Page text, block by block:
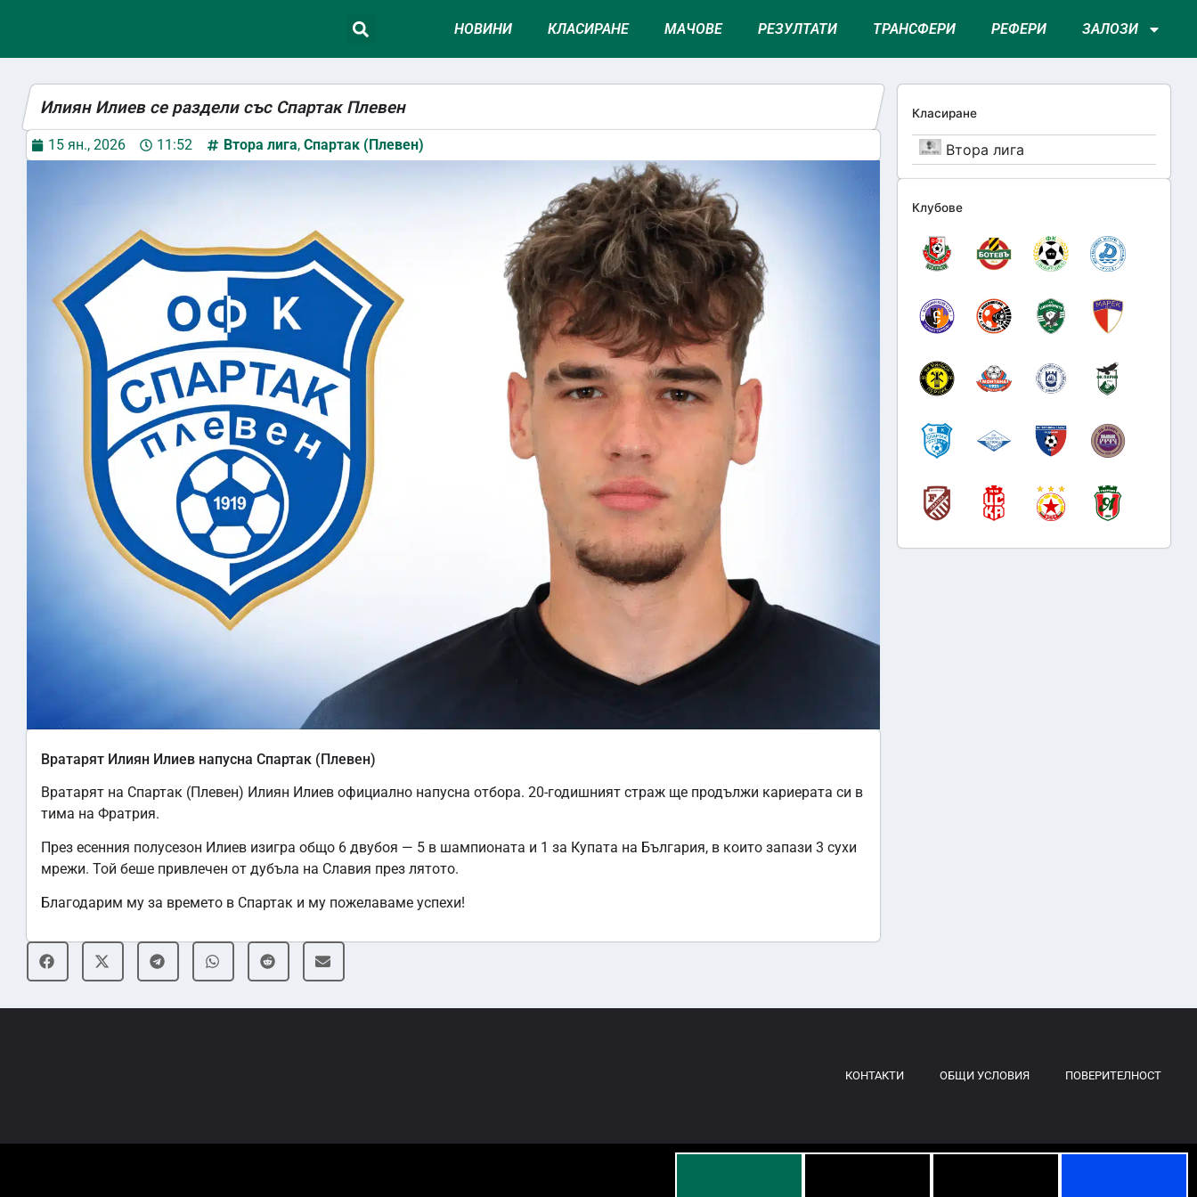
НОВИНИ КЛАСИРАНЕ МАЧОВЕ РЕЗУЛТАТИ ТРАНСФЕРИ РЕФЕРИ ЗАЛОЗИ
Класиране
Втора лига
Клубове
Илиян Илиев се раздели със Спартак Плевен
15 ян., 2026 11:52 Втора лига, Спартак (Плевен)
Вратарят Илиян Илиев напусна Спартак (Плевен)
Вратарят на Спартак (Плевен) Илиян Илиев официално напусна отбора. 20-годишният страж ще продължи кариерата си в
тима на Фратрия.
През есенния полусезон Илиев изигра общо 6 двубоя — 5 в шампионата и 1 за Купата на България, в които запази 3 сухи
мрежи. Той беше привлечен от дубъла на Славия през лятото.
Благодарим му за времето в Спартак и му пожелаваме успехи!
КОНТАКТИ ОБЩИ УСЛОВИЯ ПОВЕРИТЕЛНОСТ